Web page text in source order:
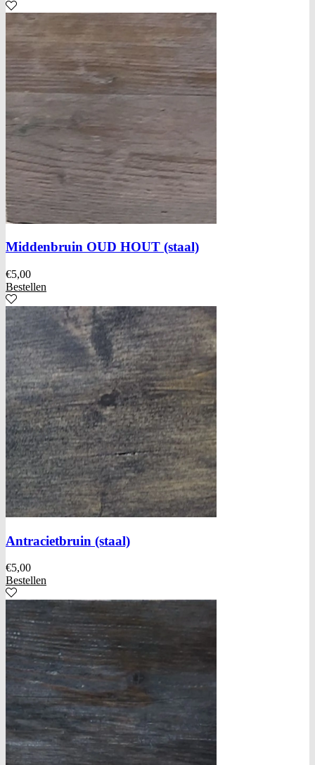
Middenbruin OUD HOUT (staal)
€5,00
Bestellen
Antracietbruin (staal)
€5,00
Bestellen